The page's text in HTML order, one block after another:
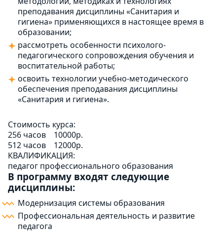
преподавания дисциплины «Санитария и
гигиена» применяющихся в настоящее время в
образовании;
рассмотреть особенности психолого-
педагогического сопровождения обучения и
воспитательной работы;
освоить технологии учебно-методического
обеспечения преподавания дисциплины
«Санитария и гигиена».
Стоимость курса:
256 часов
10000р.
512 часов
12000р.
КВАЛИФИКАЦИЯ:
педагог профессионального образования
В программу входят следующие
дисциплины:
Модернизация системы образования
Профессиональная деятельность и развитие
педагога